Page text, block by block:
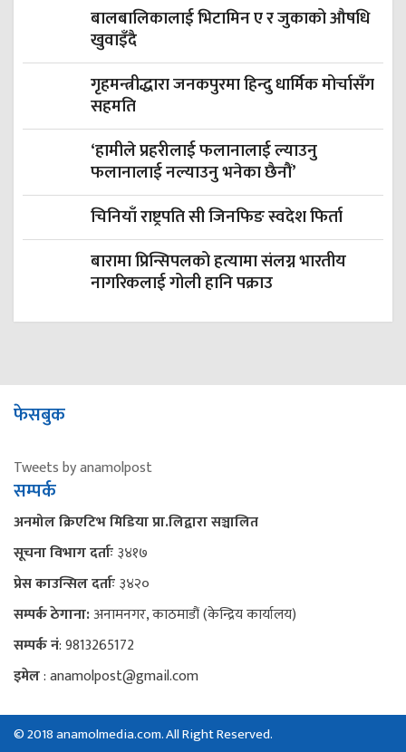
बालबालिकालाई भिटामिन ए र जुकाको औषधि
खुवाइँदै
गृहमन्त्रीद्धारा जनकपुरमा हिन्दु धार्मिक मोर्चासँग
सहमति
‘हामीले प्रहरीलाई फलानालाई ल्याउनु
फलानालाई नल्याउनु भनेका छैनौं’
चिनियाँ राष्ट्रपति सी जिनफिङ स्वदेश फिर्ता
बारामा प्रिन्सिपलको हत्यामा संलग्न भारतीय
नागरिकलाई गोली हानि पक्राउ
फेसबुक
Tweets by anamolpost
सम्पर्क
अनमोल क्रिएटिभ मिडिया प्रा.लिद्वारा सञ्चालित
सूचना विभाग दर्ताः३४१७
प्रेस काउन्सिल दर्ताः३४२०
सम्पर्क ठेगाना:अनामनगर, काठमाडौं (केन्द्रिय कार्यालय)
सम्पर्क नं: 9813265172
इमेल: anamolpost@gmail.com
© 2018 anamolmedia.com. All Right Reserved.